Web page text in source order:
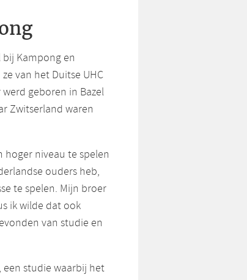
bij Kampong en
van het Duitse UHC
geboren in Bazel
Zwitserland waren
hoger niveau te spelen
ouders heb,
te spelen. Mijn broer
ik wilde dat ook
van studie en
een studie waarbij het